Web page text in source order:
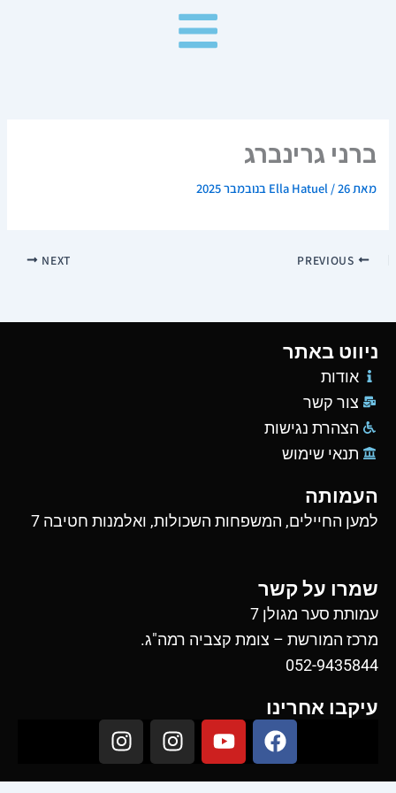
ברני גרינברג
מאת Ella Hatuel /26 בנובמבר 2025
NEXT
ניווט באתר
אודות
צור קשר
הצהרת נגישות
תנאי שימוש
העמותה
למען החיילים, המשפחות השכולות, ואלמנות חטיבה 7
שמרו על קשר
עמותת סער מגולן 7
מרכז המורשת – צומת קצביה רמה"ג.
052-9435844
עיקבו אחרינו
F
a
c
Y
o
u
I
n
s
I
n
s